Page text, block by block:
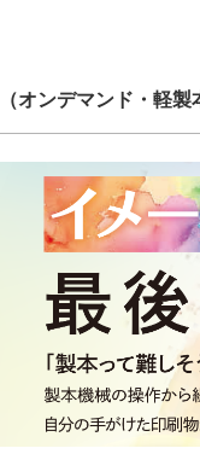
オンデマンド・軽製